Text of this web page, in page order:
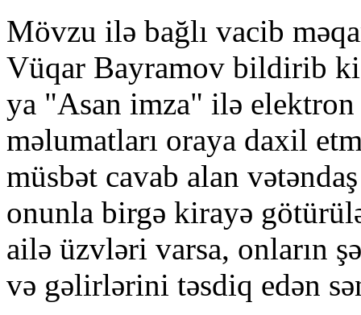
Mövzu ilə bağlı vacib
Vüqar Bayramov bildirib
ya "Asan imza" ilə elektron
məlumatları oraya daxil
müsbət cavab alan
onunla birgə kirayə
ailə üzvləri varsa, onların
və gəlirlərini təsdiq edən